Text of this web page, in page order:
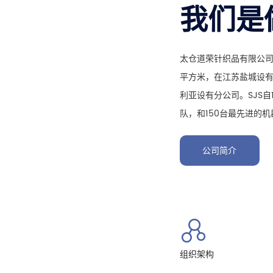
我们
太仓道荣针织品有限公
平方米，在江苏盐城设
利亚设有分公司。SJS
队，和150台最先进的
公司简介
组织架构